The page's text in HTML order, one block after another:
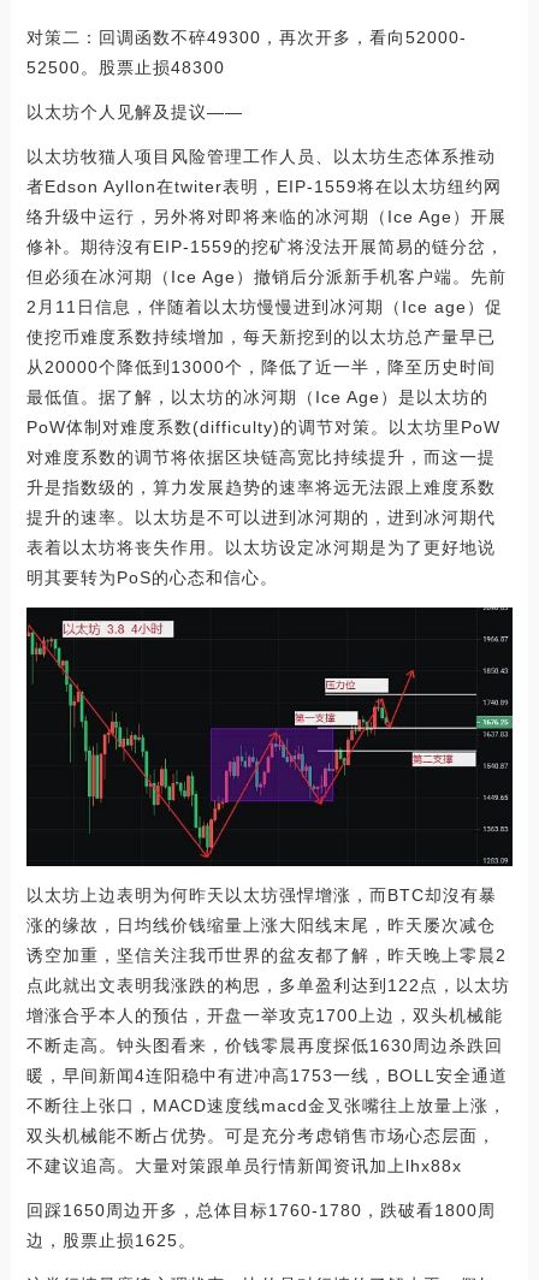
对策二：回调函数不碎49300，再次开多，看向52000-
52500。股票止损48300
以太坊个人见解及提议——
以太坊牧猫人项目风险管理工作人员、以太坊生态体系推动
者Edson Ayllon在twiter表明，EIP-1559将在以太坊纽约网
络升级中运行，另外将对即将来临的冰河期（Ice Age）开展
修补。期待沒有EIP-1559的挖矿将没法开展简易的链分岔，
但必须在冰河期（Ice Age）撤销后分派新手机客户端。先前
2月11日信息，伴随着以太坊慢慢进到冰河期（Ice age）促
使挖币难度系数持续增加，每天新挖到的以太坊总产量早已
从20000个降低到13000个，降低了近一半，降至历史时间
最低值。据了解，以太坊的冰河期（Ice Age）是以太坊的
PoW体制对难度系数(difficulty)的调节对策。以太坊里PoW
对难度系数的调节将依据区块链高宽比持续提升，而这一提
升是指数级的，算力发展趋势的速率将远无法跟上难度系数
提升的速率。以太坊是不可以进到冰河期的，进到冰河期代
表着以太坊将丧失作用。以太坊设定冰河期是为了更好地说
明其要转为PoS的心态和信心。
以太坊上边表明为何昨天以太坊强悍增涨，而BTC却沒有暴
涨的缘故，日均线价钱缩量上涨大阳线末尾，昨天屡次减仓
诱空加重，坚信关注我币世界的盆友都了解，昨天晚上零晨2
点此就出文表明我涨跌的构思，多单盈利达到122点，以太坊
增涨合乎本人的预估，开盘一举攻克1700上边，双头机械能
不断走高。钟头图看来，价钱零晨再度探低1630周边杀跌回
暖，早间新闻4连阳稳中有进冲高1753一线，BOLL安全通道
不断往上张口，MACD速度线macd金叉张嘴往上放量上涨，
双头机械能不断占优势。可是充分考虑销售市场心态层面，
不建议追高。大量对策跟单员行情新闻资讯加上lhx88x
回踩1650周边开多，总体目标1760-1780，跌破看1800周
边，股票止损1625。